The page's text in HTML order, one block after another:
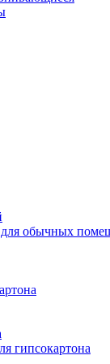
для обычных
гипсокартона